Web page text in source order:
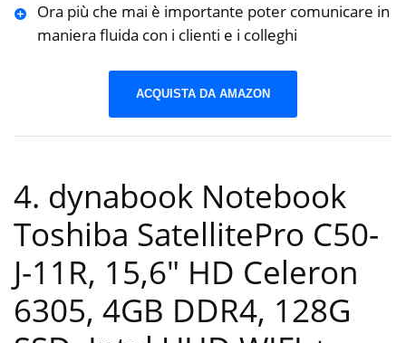
Ora più che mai è importante poter comunicare in
maniera fluida con i clienti e i colleghi
ACQUISTA DA AMAZON
4. dynabook Notebook
Toshiba SatellitePro C50-
J-11R, 15,6″ HD Celeron
6305, 4GB DDR4, 128G